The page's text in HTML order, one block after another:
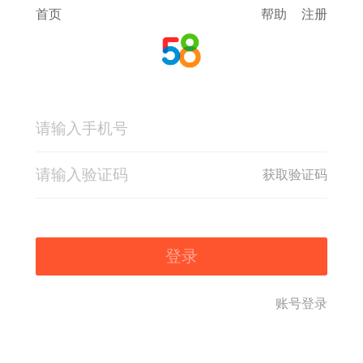
首页 帮助 注册
获取验证码
登录
账号登录